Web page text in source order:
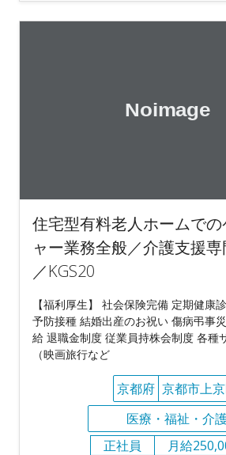
住宅型有料老人ホームで
ャー業務全般／介護支援
／KGS20
【福利厚生】 社会保険完備 定期健康
予防接種 結婚出産のお祝い 傷病弔事
給 退職金制度 従業員持株会制度 各種
（映画旅行など
京都府 京都市上
医療・福祉・介
正社員
月給